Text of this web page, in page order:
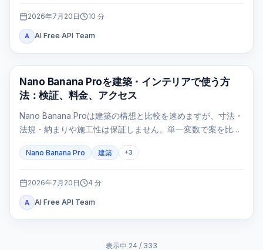
2026年7月20日 10 分
A AI Free API Team
AI画像生成
Nano Banana Proを建築・インテリアで使う方
法：検証、料金、アクセス
Nano Banana Proは建築の構想と比較を速めますが、寸法・
法規・納まりや施工性は保証しません。単一変数で案を比較
Nano Banana Pro 建築 +3
2026年7月20日 4 分
A AI Free API Team
表示中 24 / 333